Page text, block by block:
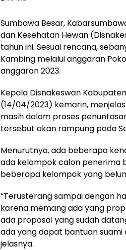
Sumbawa Besar,
dan Kesehatan Hewan
tahun ini. Sesuai rencana,
Kambing melalui anggaran
anggaran 2023.
Kepala Disnakeswan
(14/04/2023) kemarin,
masih dalam proses
tersebut akan rampung pada
Menurutnya, ada beberapa
ada kelompok calon penerima
beberapa kelompok yang
“Terusterang sampai dengan
karena memang ada yang
ada proposal yang sudah
ada yang dapat bantuan suami
jelasnya.